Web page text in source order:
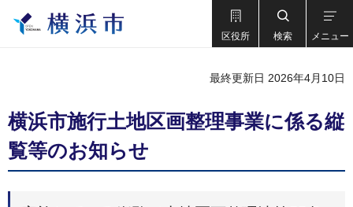
区役所 検索 メニュー
最終更新日 2026年4月10日
横浜市施行土地区画整理事業に係る縦
覧等のお知らせ